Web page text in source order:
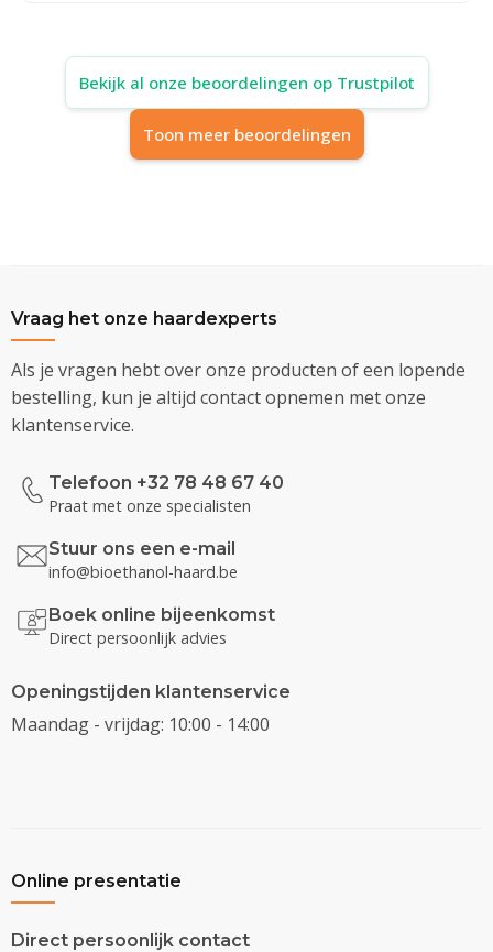
Bekijk al onze beoordelingen op Trustpilot
Toon meer beoordelingen
Vraag het onze haardexperts
Als je vragen hebt over onze producten of een lopende
bestelling, kun je altijd contact opnemen met onze
klantenservice.
Telefoon +32 78 48 67 40
Praat met onze specialisten
Stuur ons een e-mail
info@bioethanol-haard.be
Boek online bijeenkomst
Direct persoonlijk advies
Openingstijden klantenservice
Maandag - vrijdag: 10:00 - 14:00
Online presentatie
Direct persoonlijk contact